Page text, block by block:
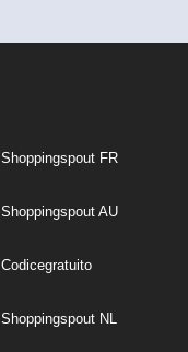
Shoppingspout FR
Shoppingspout AU
Codicegratuito
Shoppingspout NL